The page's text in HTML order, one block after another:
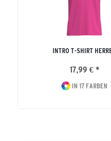
INTRO T-SHIRT
17,99 € *
IN 17 FARBEN